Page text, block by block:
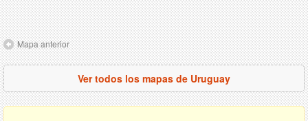
Mapa anterior
Ver todos los mapas de Uruguay